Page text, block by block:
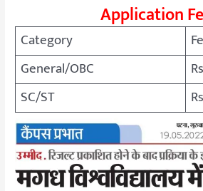
Application
Category
General/OBC
SC/ST